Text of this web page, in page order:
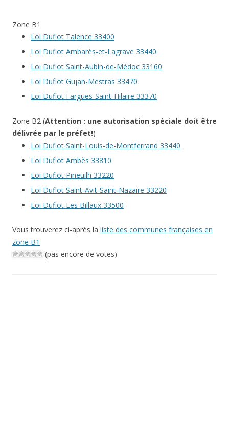
Zone B1
Loi Duflot Talence 33400
Loi Duflot Ambarès-et-Lagrave 33440
Loi Duflot Saint-Aubin-de-Médoc 33160
Loi Duflot Gujan-Mestras 33470
Loi Duflot Fargues-Saint-Hilaire 33370
Zone B2 (Attention : une autorisation spéciale doit être
délivrée par le préfet!)
Loi Duflot Saint-Louis-de-Montferrand 33440
Loi Duflot Ambès 33810
Loi Duflot Pineuilh 33220
Loi Duflot Saint-Avit-Saint-Nazaire 33220
Loi Duflot Les Billaux 33500
Vous trouverez ci-après la liste des communes françaises en
zone B1
(pas encore de votes)